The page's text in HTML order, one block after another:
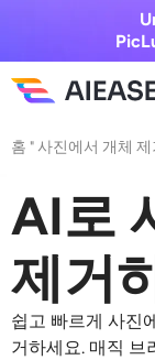
홈
AI 비디오
텍스트를 비디오
이미지를 비디오
비디오 효과
AI 이미지
홈 " 사진에서 개체 제
AI로
제거
쉽고 빠르게 사진
거하세요. 매직 브